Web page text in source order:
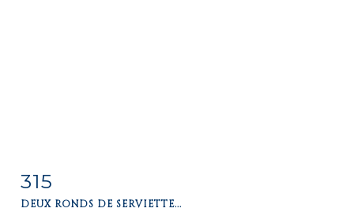
315
DEUX RONDS DE SERVIETTE...